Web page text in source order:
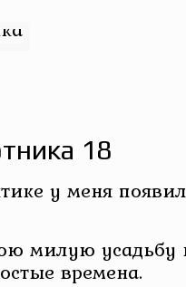
18
у меня
милую усадьбу
времена.